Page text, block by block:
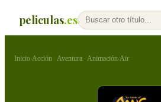
peliculas.es
Inicio›Acción · Aventura · Animación›Air